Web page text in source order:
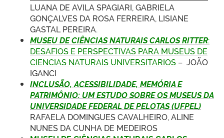
LUANA DE AVILA SPAGIARI, GABRIELA
GONÇALVES DA ROSA FERREIRA, LISIANE
GASTAL PEREIRA.
MUSEU DE CIÊNCIAS NATURAIS CARLOS RITTER:
DESAFIOS E PERSPECTIVAS PARA MUSEUS DE
CIENCIAS NATURAIS UNIVERSITARIOS – JOÃO
IGANCI
INCLUSÃO, ACESSIBILIDADE, MEMÓRIA E
PATRIMÔNIO: UM ESTUDO SOBRE OS MUSEUS DA
UNIVERSIDADE FEDERAL DE PELOTAS (UFPEL)
RAFAELA DOMINGUES CAVALHEIRO, ALINE
NUNES DA CUNHA DE MEDEIROS